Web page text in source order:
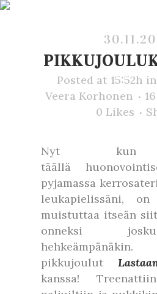
Posted at 15:52h in
Veera Korhonen
0 Likes
Nyt kun
täällä
pyjamassa
leukapielissäni,
muistuttaa itseän
onneksi
pikkujoulut
kanssa!